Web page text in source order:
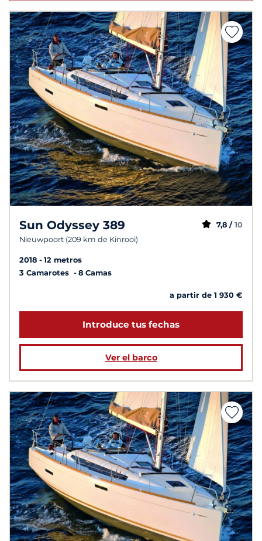
Sun Odyssey 389
Nieuwpoort (209 km de Kinrooi)
7,8 / 10
2018
12 metros
3 Camarotes
8 Camas
a partir de 1 930 €
Introduce tus fechas
Ver el barco